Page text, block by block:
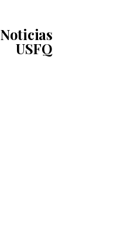
Noticias
USFQ